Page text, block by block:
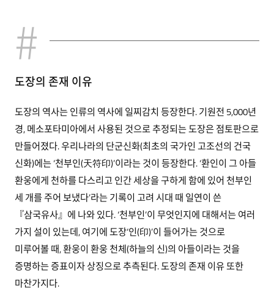
도장의 존재 이유
도장의 역사는 인류의 역사에 일찌감치 등장한다. 기원전 5,000년
경, 메소포타미아에서 사용된 것으로 추정되는 도장은 점토판으로
만들어졌다. 우리나라의 단군신화(최초의 국가인 고조선의 건국
신화)에는 ‘천부인(天符印)’이라는 것이 등장한다. ‘환인이 그 아들
환웅에게 천하를 다스리고 인간 세상을 구하게 함에 있어 천부인
세 개를 주어 보냈다’라는 기록이 고려 시대 때 일연이 쓴
『삼국유사』에 나와 있다. ‘천부인’이 무엇인지에 대해서는 여러
가지 설이 있는데, 여기에 도장‘인(印)’이 들어가는 것으로
미루어볼 때, 환웅이 환웅 천체(하늘의 신)의 아들이라는 것을
증명하는 증표이자 상징으로 추측된다. 도장의 존재 이유 또한
마찬가지다.